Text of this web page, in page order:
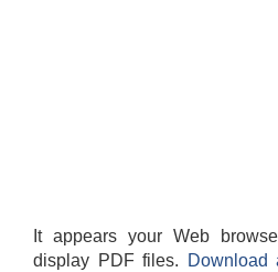
It appears your Web
display PDF files.